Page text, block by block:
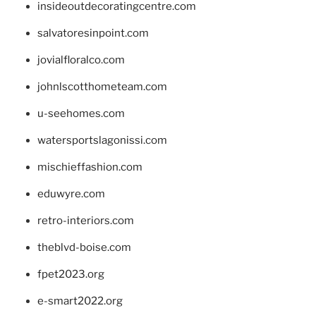
insideoutdecoratingcentre.com
salvatoresinpoint.com
jovialfloralco.com
johnlscotthometeam.com
u-seehomes.com
watersportslagonissi.com
mischieffashion.com
eduwyre.com
retro-interiors.com
theblvd-boise.com
fpet2023.org
e-smart2022.org